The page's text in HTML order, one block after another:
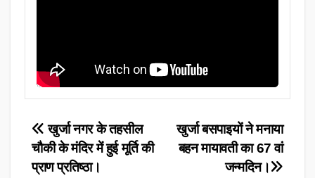
Post
navigation
खुर्जा बसपाइयों ने मनाया
बहन मायावती का 67 वां
जन्मदिन।
खुर्जा नगर के तहसील
चौकी के मंदिर में हुई मूर्ति की
प्राण प्रतिष्ठा।